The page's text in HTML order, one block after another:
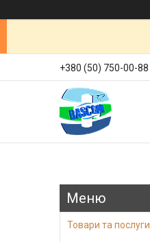
+380 (50) 750-00-88
Товари та послуги